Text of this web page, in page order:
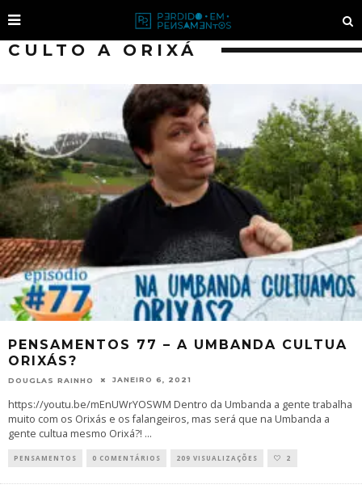
CULTO A ORIXÁ
PENSAMENTOS 77 – A UMBANDA CULTUA
ORIXÁS?
DOUGLAS RAINHO JANEIRO 6, 2021
https://youtu.be/mEnUWrYOSWM Dentro da Umbanda a gente trabalha
muito com os Orixás e os falangeiros, mas será que na Umbanda a
gente cultua mesmo Orixá?! ...
PENSAMENTOS 0 COMENTÁRIOS 209 VISUALIZAÇÕES 2